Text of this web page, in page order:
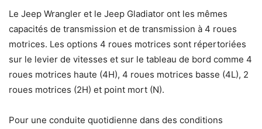
Le Jeep Wrangler et le Jeep Gladiator ont les mêmes
capacités de transmission et de transmission à 4 roues
motrices. Les options 4 roues motrices sont répertoriées
sur le levier de vitesses et sur le tableau de bord comme 4
roues motrices haute (4H), 4 roues motrices basse (4L), 2
roues motrices (2H) et point mort (N).
Pour une conduite quotidienne dans des conditions